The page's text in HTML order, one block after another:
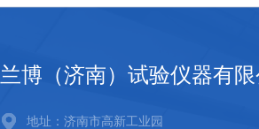
兰博（济南）试验仪器有限
地址：济南市高新工业园